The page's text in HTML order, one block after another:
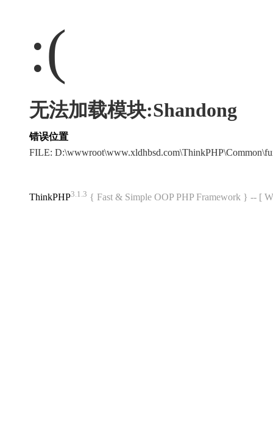
:(
无法加载模块:Shandong
错误位置
FILE:
ThinkPHP3.1.3 { Fast & Simple OOP PHP Framework } -- [